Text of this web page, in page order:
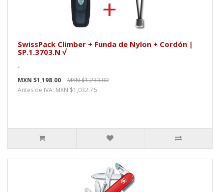
SwissPack Climber + Funda de Nylon + Cordón |
SP.1.3703.N √
..
MXN $1,198.00
MXN $1,233.00
Antes de IVA: MXN $1,032.76